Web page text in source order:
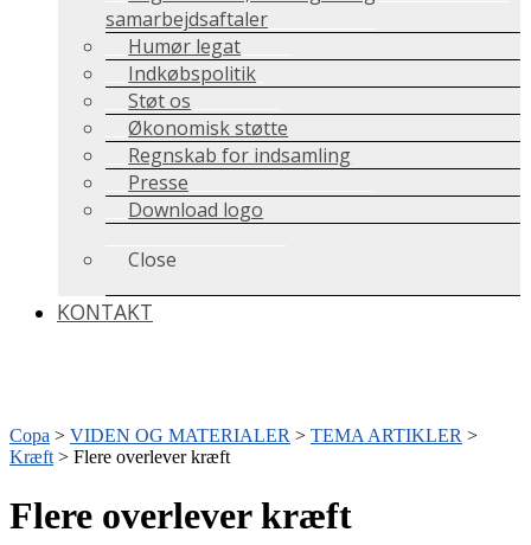
samarbejdsaftaler
Humør legat
Indkøbspolitik
Støt os
Økonomisk støtte
Regnskab for indsamling
Presse
Download logo
Close
KONTAKT
Copa > VIDEN OG MATERIALER > TEMA ARTIKLER >
Kræft> Flere overlever kræft
Flere overlever kræft